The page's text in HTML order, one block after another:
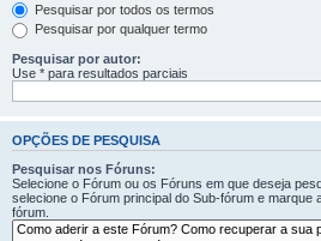
Pesquisar por todos os termos
Pesquisar por qualquer termo
Pesquisar por autor:
Use * para resultados parciais
OPÇÕES DE PESQUISA
Pesquisar nos Fóruns:
Selecione o Fórum ou os Fóruns em que deseja
selecione o Fórum principal do Sub-fórum e marque
fórum.